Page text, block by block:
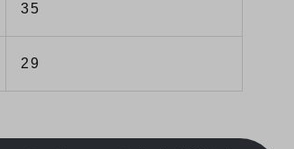
35
29